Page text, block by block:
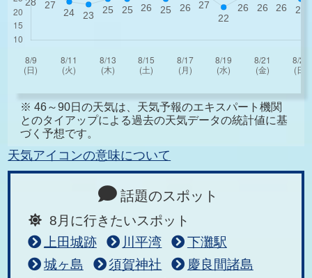
※ 46～90日の天気は、天気予報のエキスパート機関
とのタイアップによる過去の天気データの統計値に基
づく予想です。
天気アイコンの意味について
話題のスポット
8月に行きたいスポット
上田城跡
川平湾
下灘駅
城ヶ島
須賀神社
慶良間諸島